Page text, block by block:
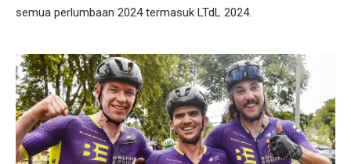
semua perlumbaan 2024 termasuk LTdL 2024.